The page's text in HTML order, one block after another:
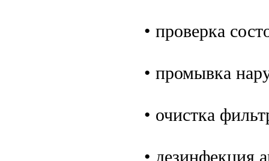
• проверка
• промывка
• очистка
• дезинфекция